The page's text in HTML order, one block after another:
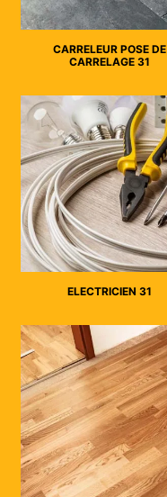
CARRELEUR POSE DE
CARRELAGE 31
ELECTRICIEN 31